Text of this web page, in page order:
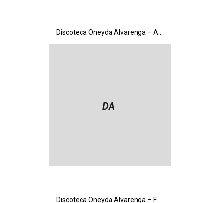
DA
Discoteca Oneyda Alvarenga – Fonogramas